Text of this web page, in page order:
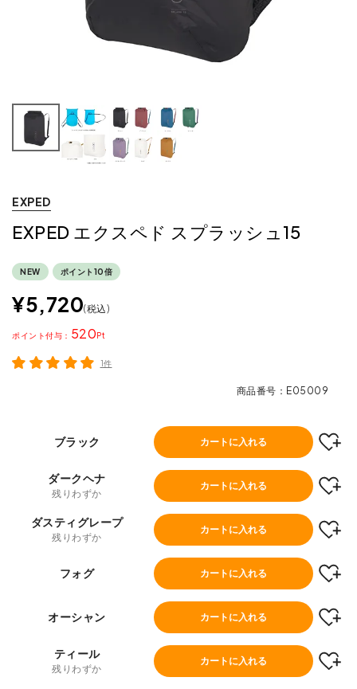
EXPED
EXPED エクスペド スプラッシュ15
NEW ポイント10倍
¥5,720 税込
520
ポイント
1件
商品番号 E05009
ブラック カートに入れる
ダークヘナ
残りわずか
カートに入れる
ダスティグレープ
残りわずか
カートに入れる
フォグ カートに入れる
オーシャン カートに入れる
ティール
残りわずか
カートに入れる